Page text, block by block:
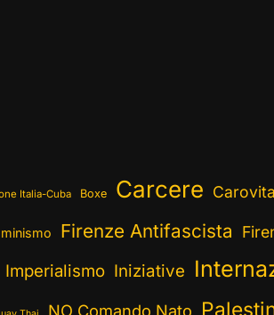
Italia-Cuba Boxe Carcere Carovita
Firenze Antifascista
Imperialismo Iniziative
NO Comando Nato